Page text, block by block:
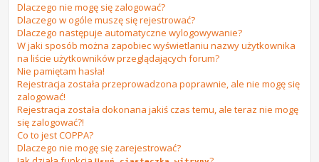
Dlaczego nie mogę się zalogować?
Dlaczego w ogóle muszę się rejestrować?
Dlaczego następuje automatyczne wylogowywanie?
W jaki sposób można zapobiec wyświetlaniu nazwy użytkownika
na liście użytkowników przeglądających forum?
Nie pamiętam hasła!
Rejestracja została przeprowadzona poprawnie, ale nie mogę się
zalogować!
Rejestracja została dokonana jakiś czas temu, ale teraz nie mogę
się zalogować?!
Co to jest COPPA?
Dlaczego nie mogę się zarejestrować?